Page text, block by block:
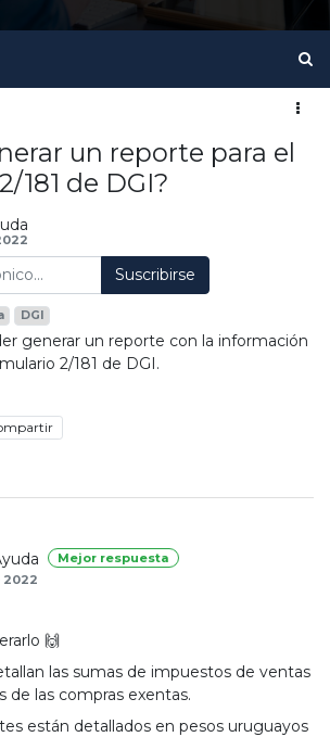
un reporte para el
181 de DGI?
Suscribirse
DGI
generar un reporte con la información
2/181 de DGI.
2022
Mejor respuesta
🙌
las sumas de impuestos de ventas
de las compras exentas.
están detallados en pesos uruguayos